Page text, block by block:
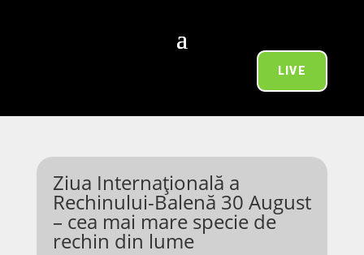
LIVE
Ziua Internațională a
Rechinului-Balenă 30 August
– cea mai mare specie de
rechin din lume